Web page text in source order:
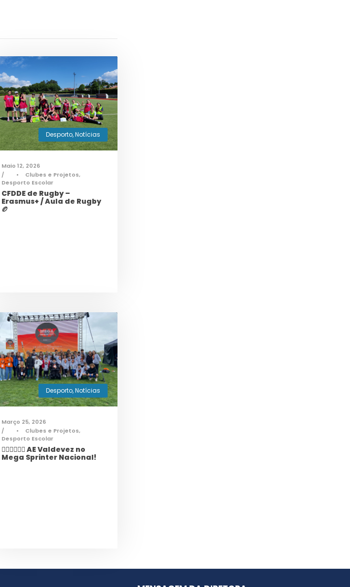
Desporto,Notícias
Maio 12, 2026
•
Clubes e Projetos,
Desporto Escolar
CFDDE de Rugby –
Erasmus+ / Aula de Rugby
🏉
Desporto,Notícias
Março 25, 2026
•
Clubes e Projetos,
Desporto Escolar
🏃‍♀️🏃‍♂️🏃‍♀️ AE Valdevez no
Mega Sprinter Nacional!